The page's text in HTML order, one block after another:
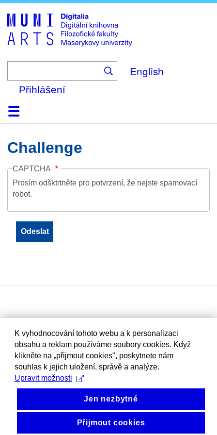
to
main
content
English
Přihlášení
DomůKolekce
Prohlížení
Vyhledávání
O platformě
Nápověda
KontaktDigitalia
Challenge
CAPTCHA
Prosím odšktrtněte pro potvrzení, že nejste spamovací
robot.
K vyhodnocování tohoto webu a k personalizaci
obsahu a reklam používáme soubory cookies. Když
klikněte na „přijmout cookies", poskytnete nám
souhlas k jejich uložení, správě a analýze.
Upravit možnosti
Jen nezbytné
Přijmout cookies